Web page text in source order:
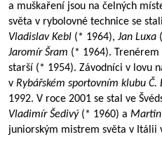
a muškaření jsou na čelných
světa v rybolovné technice se
Vladislav Kebl (* 1964), Jan Luxa
Jaromír Šram (* 1964). Trenérem
starší (* 1954). Závodníci v lovu
v Rybářském sportovním klubu Č.
1992. V roce 2001 se stal ve
Vladimír Šedivý(* 1960) a
juniorským mistrem světa v Itálii